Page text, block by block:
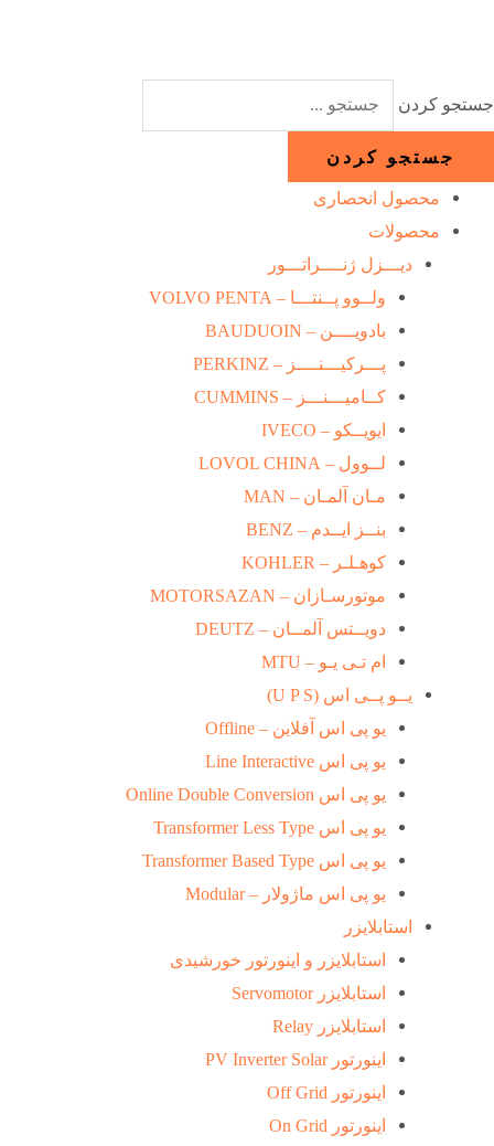
جستجو کردن
جستجو کردن
محصول انحصاری
محصولات
دیـــزل ژنــــراتـــور
ولــوو پــنتـــا – VOLVO PENTA
بادویــــن – BAUDUOIN
پـــرکیـــنــــز – PERKINZ
کــامیـــنـــز – CUMMINS
ایویــکو – IVECO
لــوول – LOVOL CHINA
مـان آلمـان – MAN
بنــز ایــدم – BENZ
کوهـلـر – KOHLER
موتورسـازان – MOTORSAZAN
دویــتس آلمــان – DEUTZ
ام تـی یـو – MTU
یــو پــی اس (U P S)
یو پی اس آفلاین – Offline
یو پی اس Line Interactive
یو پی اس Online Double Conversion
یو پی اس Transformer Less Type
یو پی اس Transformer Based Type
یو پی اس ماژولار – Modular
استابلایزر
استابلایزر و اینورتور خورشیدی
استابلایزر Servomotor
استابلایزر Relay
اینورتور PV Inverter Solar
اینورتور Off Grid
اینورتور On Grid